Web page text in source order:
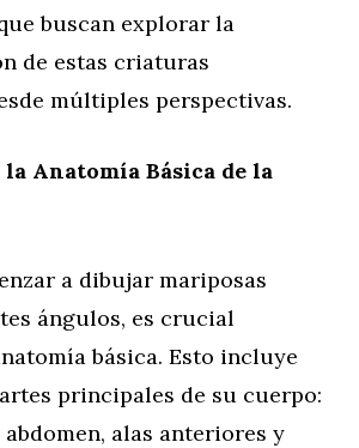
buscan explorar la
de estas criaturas
múltiples perspectivas.
Anatomía Básica de la
a dibujar mariposas
ángulos, es crucial
básica. Esto incluye
principales de su cuerpo:
abdomen, alas anteriores y